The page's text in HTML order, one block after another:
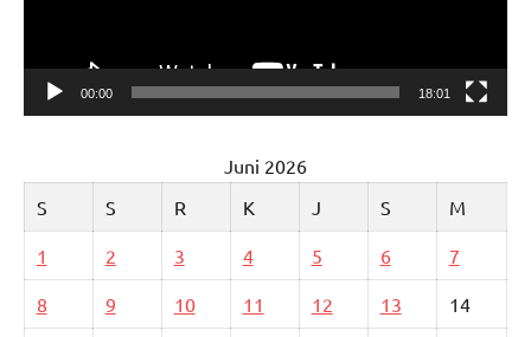
00:00 18:01
Juni 2026
S
S R K J S M
1 2 3 4 5 6 7
8 9 10 11 12 13 14